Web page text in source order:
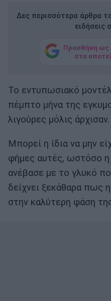
Δες περισσότερα άρθρα
ειδήσεις
Προσθήκη ως
στα
Το εντυπωσιακό
πέμπτο μήνα της
λιγούρες μόλις άρχισαν.
Μπορεί η ίδια να μην
φήμες αυτές, ωστόσο
ανέβασε με το γλυκό
δείχνει ξεκάθαρα πως η
στην καλύτερη φάση